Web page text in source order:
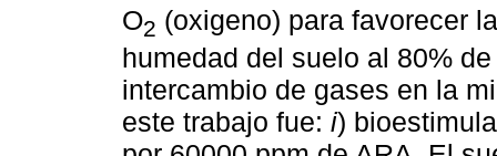
O2 (oxigeno) para favorecer
humedad del suelo al 80%
intercambio de gases en la
este trabajo fue: i)